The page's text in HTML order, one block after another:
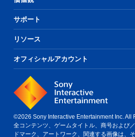
サポート
リソース
オフィシャルアカウント
©2026 Sony Interactive Entertainment Inc. All
全コンテンツ、ゲームタイトル、商号および
ドマーク、アートワーク、関連する画像は、